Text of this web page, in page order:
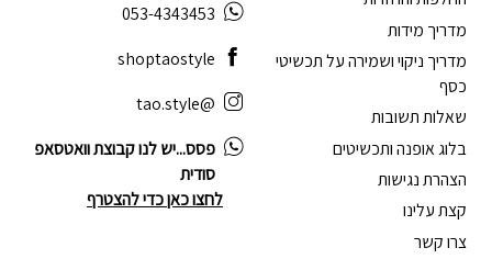
מדריך מידות
מדריך ניקוי ושמירה על תכשיטי
כסף
שאלות תשובות
בלוג אופנה ותכשיטים
הצהרת נגישות
קצת עלינו
צרו קשר
053-4343453
shoptaostyle
@tao.style
פסס...יש לנו קבוצת וואטסאפ
סודית
לחצו כאן כדי להצטרף